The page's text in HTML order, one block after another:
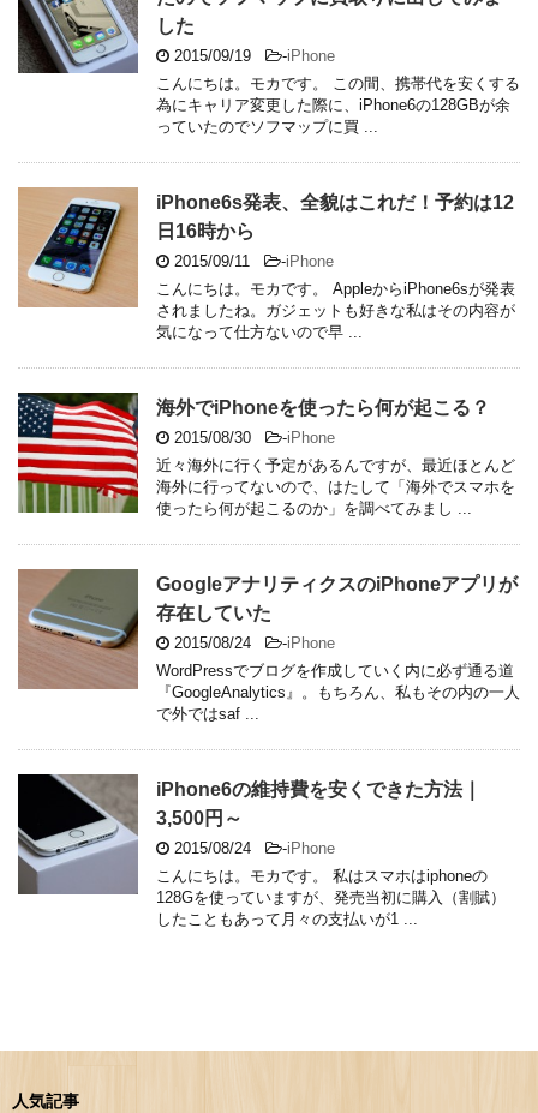
した
2015/09/19 -iPhone
こんにちは。モカです。 この間、携帯代を安くする
為にキャリア変更した際に、iPhone6の128GBが余
っていたのでソフマップに買 ...
iPhone6s発表、全貌はこれだ！予約は12
日16時から
2015/09/11 -iPhone
こんにちは。モカです。 AppleからiPhone6sが発表
されましたね。ガジェットも好きな私はその内容が
気になって仕方ないので早 ...
海外でiPhoneを使ったら何が起こる？
2015/08/30 -iPhone
近々海外に行く予定があるんですが、最近ほとんど
海外に行ってないので、はたして「海外でスマホを
使ったら何が起こるのか」を調べてみまし ...
GoogleアナリティクスのiPhoneアプリが
存在していた
2015/08/24 -iPhone
WordPressでブログを作成していく内に必ず通る道
『GoogleAnalytics』。もちろん、私もその内の一人
で外ではsaf ...
iPhone6の維持費を安くできた方法｜
3,500円～
2015/08/24 -iPhone
こんにちは。モカです。 私はスマホはiphoneの
128Gを使っていますが、発売当初に購入（割賦）
したこともあって月々の支払いが1 ...
人気記事